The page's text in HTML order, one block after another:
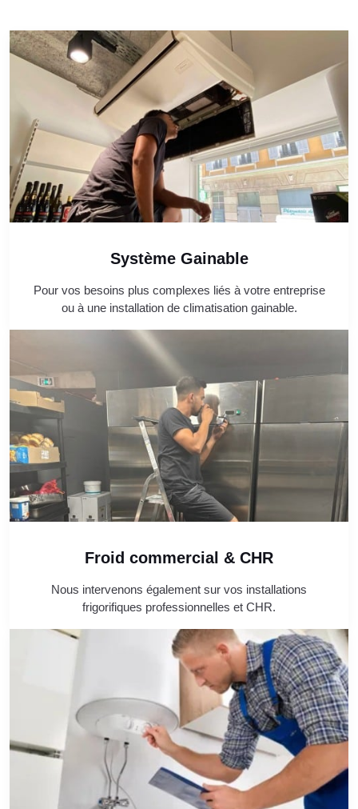
Système Gainable
Pour vos besoins plus complexes liés à votre entreprise
ou à une installation de climatisation gainable.
Froid commercial & CHR
Nous intervenons également sur vos installations
frigorifiques professionnelles et CHR.